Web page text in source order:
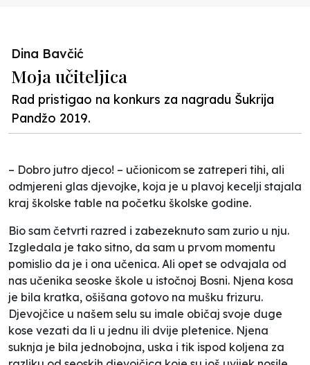
Dina Bavčić
Moja učiteljica
Rad pristigao na konkurs za nagradu Šukrija
Pandžo 2019.
– Dobro jutro djeco! – učionicom se zatreperi tihi, ali
odmjereni glas djevojke, koja je u plavoj kecelji stajala
kraj školske table na početku školske godine.
Bio sam četvrti razred i zabezeknuto sam zurio u nju.
Izgledala je tako sitno, da sam u prvom momentu
pomislio da je i ona učenica. Ali opet se odvajala od
nas učenika seoske škole u istočnoj Bosni. Njena kosa
je bila kratka, ošišana gotovo na mušku frizuru.
Djevojčice u našem selu su imale običaj svoje duge
kose vezati da li u jednu ili dvije pletenice. Njena
suknja je bila jednobojna, uska i tik ispod koljena za